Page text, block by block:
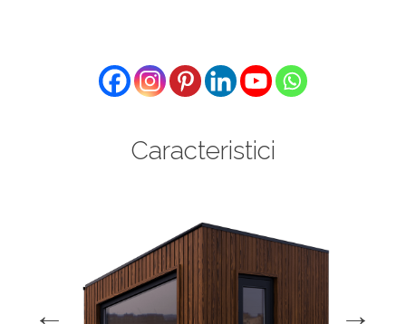
Caracteristici